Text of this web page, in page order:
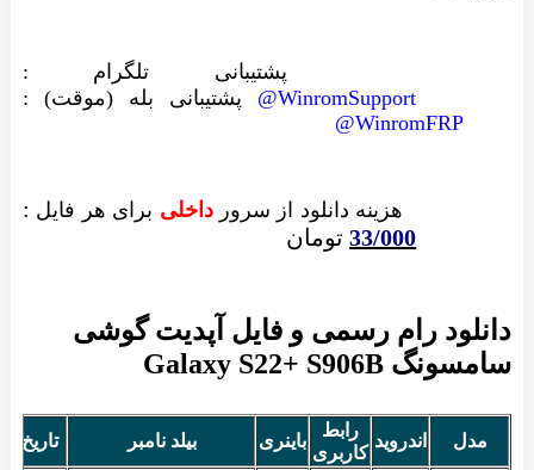
پشتیبانی تلگرام :
WinromSupport@
پشتیبانی بله (موقت) :
WinromFRP@
هزینه دانلود از سرورداخلی برای هر فایل :
33/000تومان
دانلود رام رسمی و فایل آپدیت گوشی
سامسونگ Galaxy S22+ S906B
مدل اندروید
رابط
کاربری
باینری بیلد نامبر تاریخ